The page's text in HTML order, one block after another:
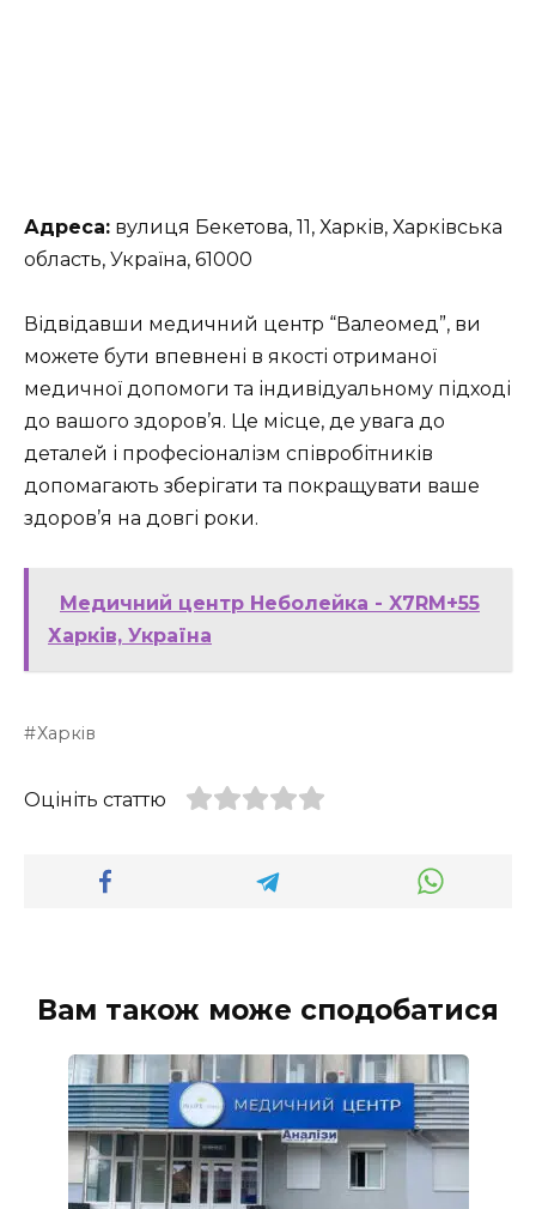
Адреса: вулиця Бекетова, 11, Харків, Харківська
область, Україна, 61000
Відвідавши медичний центр “Валеомед”, ви
можете бути впевнені в якості отриманої
медичної допомоги та індивідуальному підході
до вашого здоров’я. Це місце, де увага до
деталей і професіоналізм співробітників
допомагають зберігати та покращувати ваше
здоров’я на довгі роки.
Медичний центр Неболейка - X7RM+55
Харків, Україна
Харків
Оцініть статтю
Вам також може сподобатися